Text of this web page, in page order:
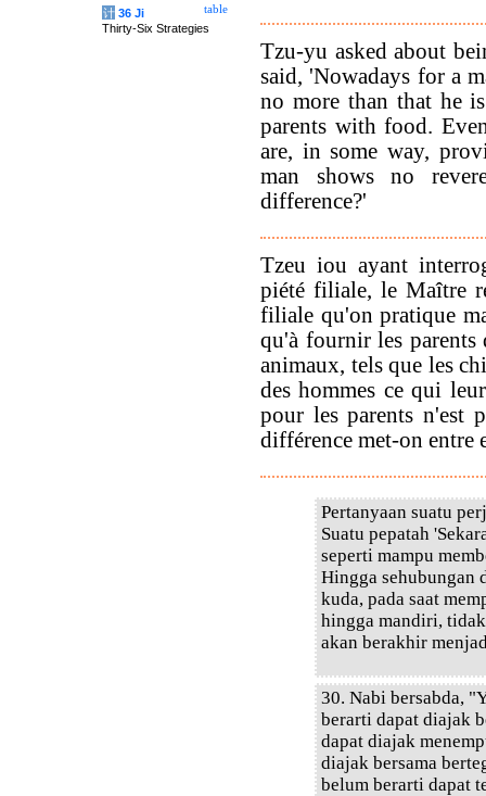
Tzu-yu asked about
said, 'Nowadays for a
no more than that he
parents with food.
are, in some way,
man shows no
difference?'
Tzeu iou ayant
piété filiale, le Maître
filiale qu'on pratique
qu'à fournir les parents
animaux, tels que les
des hommes ce qui
pour les parents n'est
différence met-on entre
Pertanyaan suatu
Suatu pepatah
seperti mampu
Hingga sehubungan
kuda, pada saat
hingga mandiri,
akan berakhir
30. Nabi bersabda,
berarti dapat diajak
dapat diajak
diajak bersama
belum berarti dapat
table
计 36 Ji
Thirty-Six Strategies